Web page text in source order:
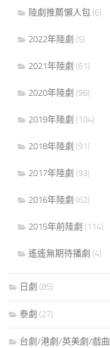
陸劇推薦懶人包 (6)
2022年陸劇 (5)
2021年陸劇 (61)
2020年陸劇 (96)
2019年陸劇 (104)
2018年陸劇 (91)
2017年陸劇 (93)
2016年陸劇 (62)
2015年前陸劇 (114)
遙遙無期待播劇 (4)
日劇 (85)
泰劇 (27)
台劇/港劇/英美劇/戲曲